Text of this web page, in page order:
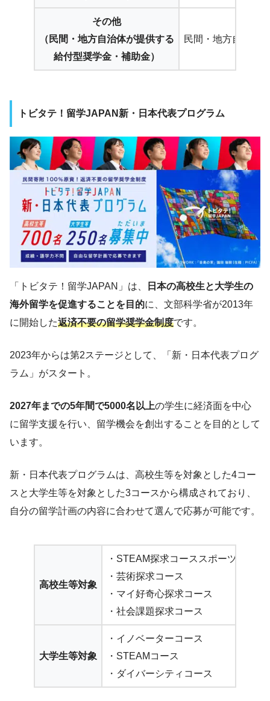
その他
（民間・地方自治体が提供する
給付型奨学金・補助金）
民間・地方自治体
トビタテ！留学JAPAN新・日本代表プログラム
「トビタテ！留学JAPAN」は、
日本の高校生と大学生の
海外留学を促進することを目的に、文部科学省が2013年
に開始した返済不要の留学奨学金制度です。
2023年からは第2ステージとして、「新・日本代表プログ
ラム」がスタート。
2027年までの5年間で5000名以上の学生に経済面を中心
に留学支援を行い、留学機会を創出することを目的として
います。
新・日本代表プログラムは、高校生等を対象とした4コー
スと大学生等を対象とした3コースから構成されており、
自分の留学計画の内容に合わせて選んで応募が可能です。
高校生等対象
・STEAM探求コーススポーツ
・芸術探求コース
・マイ好奇心探求コース
・社会課題探求コース
大学生等対象
・イノベーターコース
・STEAMコース
・ダイバーシティコース